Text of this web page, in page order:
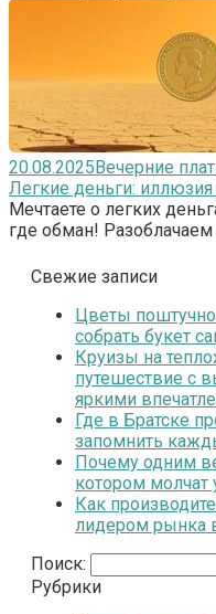
20.08.2025Вечерние
Легкие деньги: иллюзия
Мечтаете о легких
где обман!
Свежие записи
Цветы
собрать букет
Круизы на
путешествие с
яркими
Где в Братске
запомнить
Почему одним
котором
Как
лидером рынка
Поиск:
Рубрики